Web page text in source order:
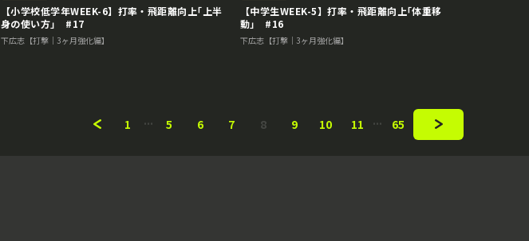
【小学校低学年WEEK-6】打率・飛距離向上｢上半
身の使い方｣ #17
下広志【打撃｜3ヶ月強化編】
【中学生WEEK-5】打率・飛距離向上｢体重移
動｣ #16
下広志【打撃｜3ヶ月強化編】
1 5 6 7 8 9 10 11 65